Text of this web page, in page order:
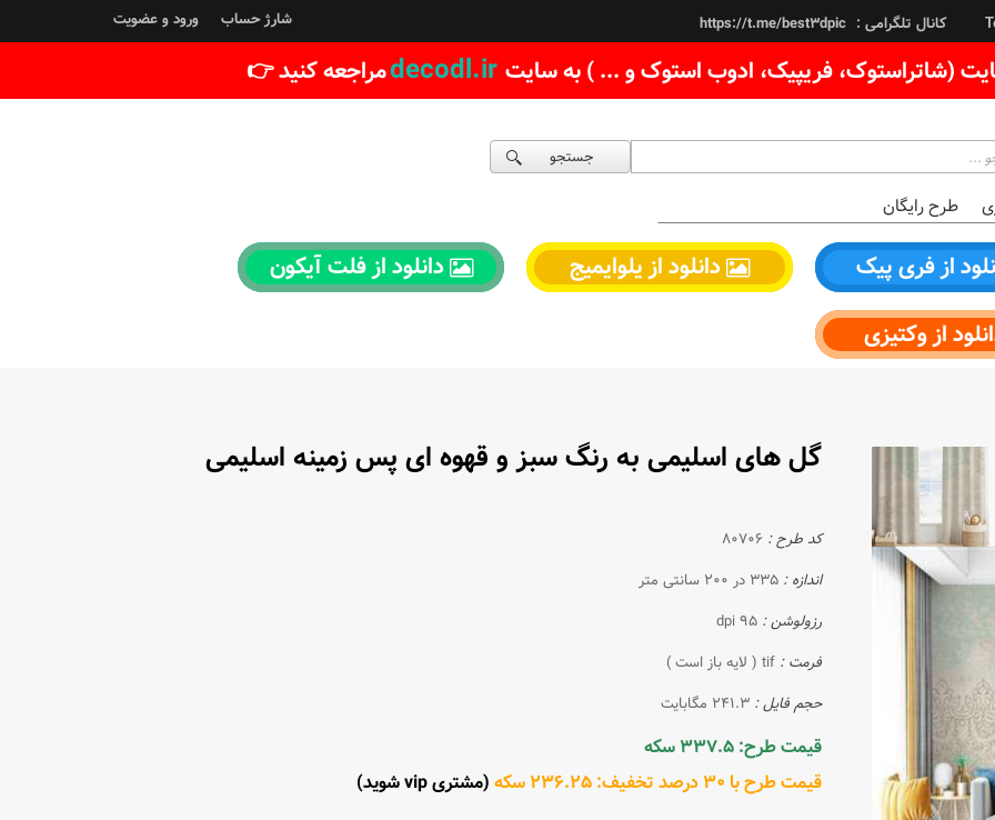
کانال تلگرامی : https://t.me/best3dpic شارژ حساب ورود و عضویت
(شاتراستوک، فریپیک، ادوب استوک و ... ) به سایت decodl.irمراجعه کنید 👉
جستجو
طرح رایگان
از فری پیک دانلود از یلوایمیج
دانلود از فلت آیکون
از وکتیزی
گل های اسلیمی به رنگ سبز و قهوه ای پس زمینه اسلیمی
کد طرح : 80706
اندازه : 335 در 200 سانتی متر
رزولوشن : 95 dpi
فرمت : tif ( لایه باز است )
حجم فایل : 241.3 مگابایت
قیمت طرح: 337.5 سکه
قیمت طرح با 30 درصد تخفیف: 236.25 سکه
(مشتری vip شوید)